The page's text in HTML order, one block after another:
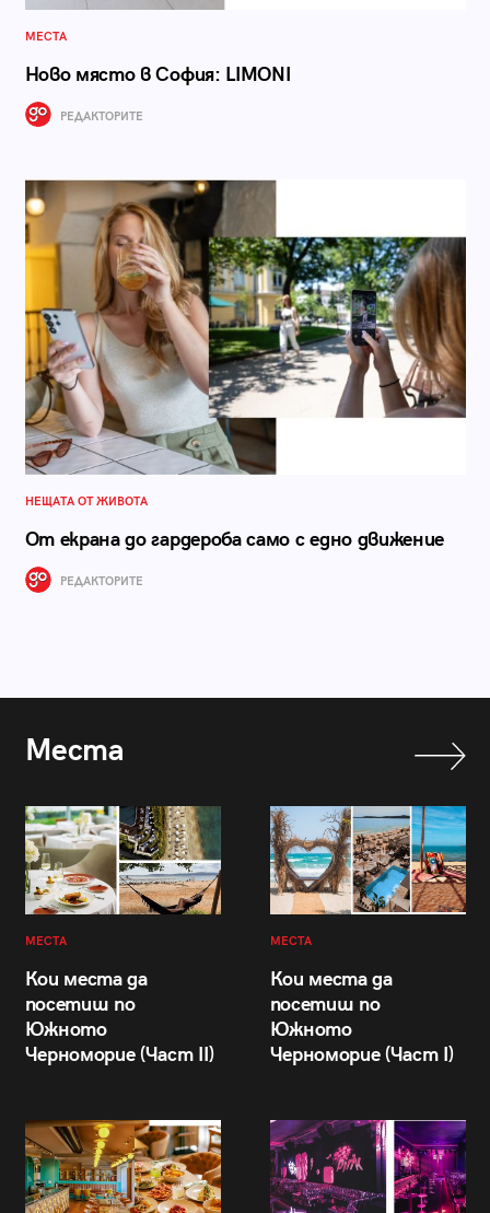
МЕСТА
Ново място в София: LIMONI
РЕДАКТОРИТЕ
НЕЩАТА ОТ ЖИВОТА
От екрана до гардероба само с едно движение
РЕДАКТОРИТЕ
Места
МЕСТА
Кои места да
посетиш по
Южното
Черноморие (Част II)
МЕСТА
Кои места да
посетиш по
Южното
Черноморие (Част I)